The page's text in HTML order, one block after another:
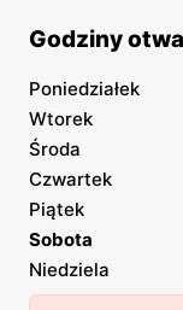
Godziny
Poniedziałek
Wtorek
Środa
Czwartek
Piątek
Sobota
Niedziela